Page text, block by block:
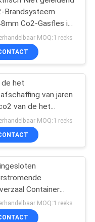
de
62
47
Brandsysteem
Co2-Gasfles in
MOQ:1 reeks
de het
van jaren
van de het
de
70Ltr
MOQ:1 reeks
Container
van Co2 van de
MOQ:1 reeks